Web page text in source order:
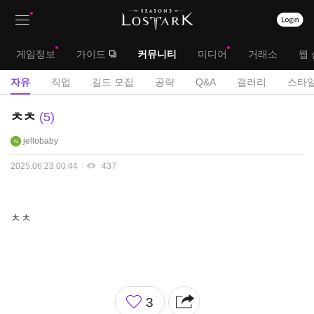
대
메
게임정보 가이드 커뮤니티 미디어 거래소 웹
서
자유 직업 길드 모집 공략 Q&A 갤러리 스타
자
게
ㅊㅊ 5
jellobaby
2025.06.23 00:44 437
ㅊㅊ
좋
아
3